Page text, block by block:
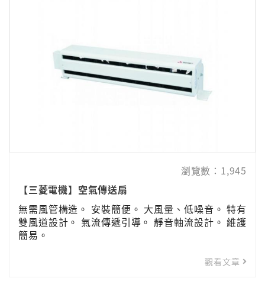
瀏覽數：1,945
【三菱電機】空氣傳送扇
無需風管構造。 安裝簡便。 大風量、低噪音。 特有
雙風道設計。 氣流傳遞引導。 靜音軸流設計。 維護
簡易。
觀看文章